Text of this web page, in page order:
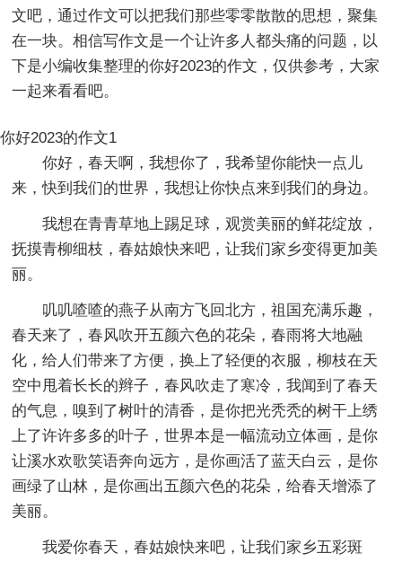
文吧，通过作文可以把我们那些零零散散的思想，聚集
在一块。相信写作文是一个让许多人都头痛的问题，以
下是小编收集整理的你好2023的作文，仅供参考，大家
一起来看看吧。
你好2023的作文1
你好，春天啊，我想你了，我希望你能快一点儿
来，快到我们的世界，我想让你快点来到我们的身边。
我想在青青草地上踢足球，观赏美丽的鲜花绽放，
抚摸青柳细枝，春姑娘快来吧，让我们家乡变得更加美
丽。
叽叽喳喳的燕子从南方飞回北方，祖国充满乐趣，
春天来了，春风吹开五颜六色的花朵，春雨将大地融
化，给人们带来了方便，换上了轻便的衣服，柳枝在天
空中甩着长长的辫子，春风吹走了寒冷，我闻到了春天
的气息，嗅到了树叶的清香，是你把光秃秃的树干上绣
上了许许多多的叶子，世界本是一幅流动立体画，是你
让溪水欢歌笑语奔向远方，是你画活了蓝天白云，是你
画绿了山林，是你画出五颜六色的花朵，给春天增添了
美丽。
我爱你春天，春姑娘快来吧，让我们家乡五彩斑